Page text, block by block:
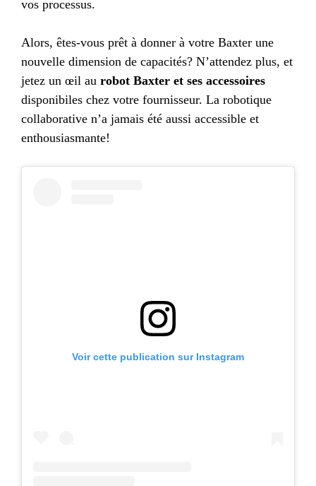
vos processus.
Alors, êtes-vous prêt à donner à votre Baxter une
nouvelle dimension de capacités? N’attendez plus, et
jetez un œil au robot Baxter et ses accessoires
disponibiles chez votre fournisseur. La robotique
collaborative n’a jamais été aussi accessible et
enthousiasmante!
Voir cette publication sur Instagram